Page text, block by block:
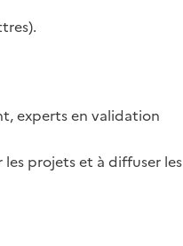
experts en validation
les projets et à diffuser les